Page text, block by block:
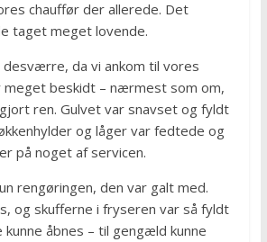
chauffør der allerede. Det
taget meget lovende.
da vi ankom til vores
meget beskidt – nærmest som om,
ren. Gulvet var snavset og fyldt
og låger var fedtede og
på noget af servicen.
rengøringen, den var galt med.
og skufferne i fryseren var så fyldt
kunne åbnes – til gengæld kunne